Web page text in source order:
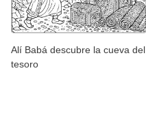
Alí Babá descubre la cueva del
tesoro